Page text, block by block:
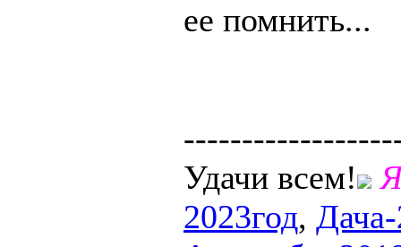
ее помнить...
Удачи всем!
2023год,